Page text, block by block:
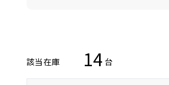
該当在庫 14 台